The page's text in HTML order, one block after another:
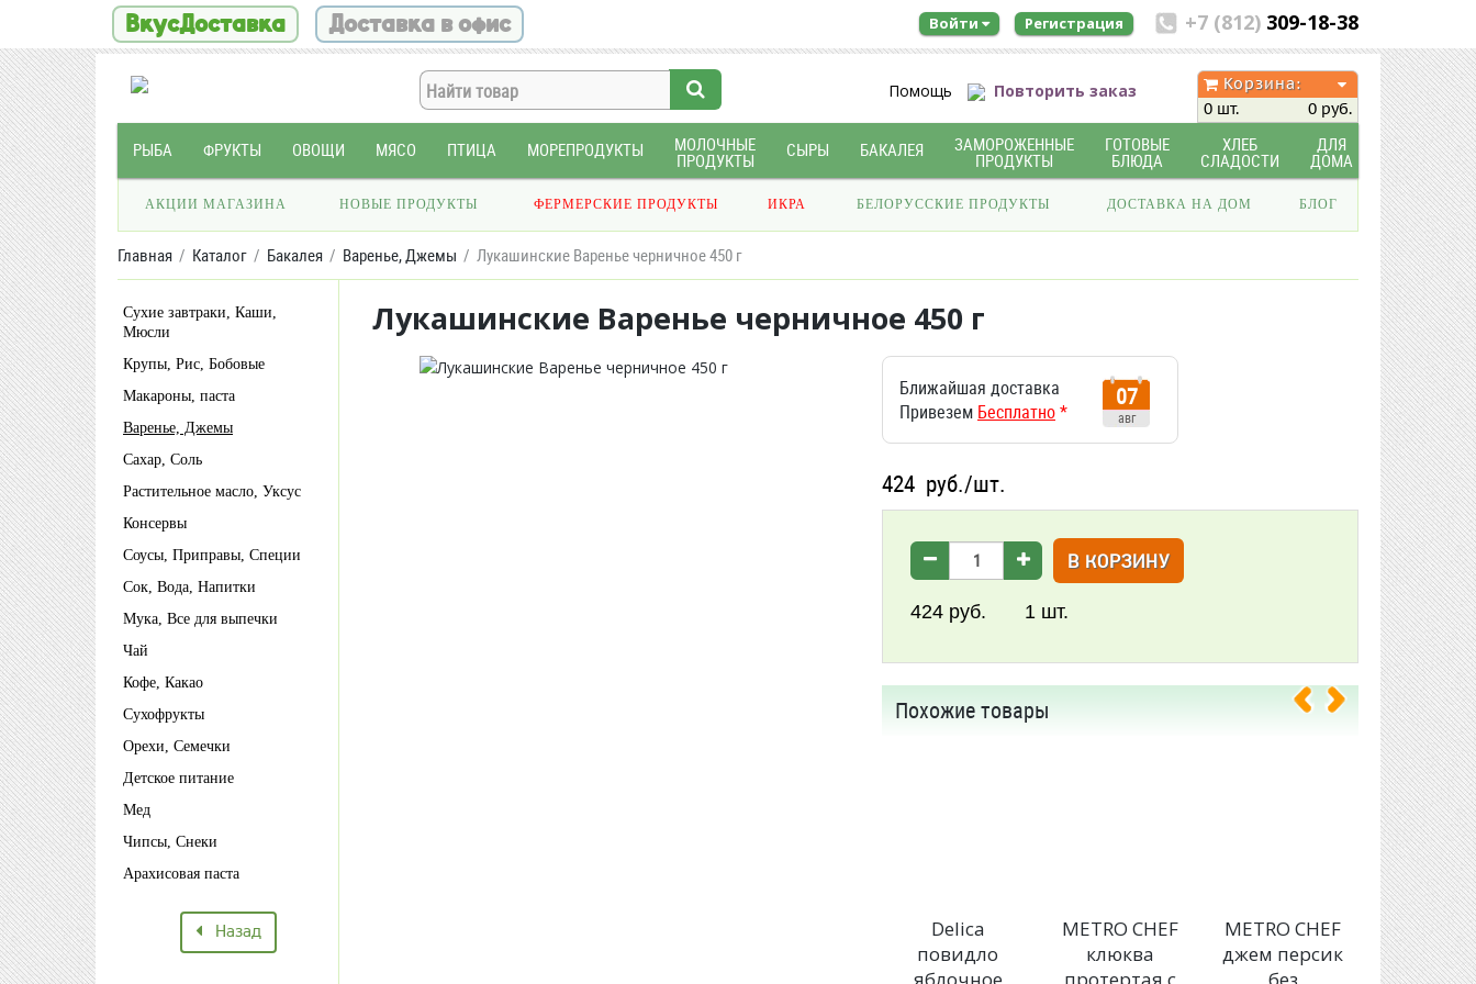
ВкусДоставка Доставка в офис +7 (812) 309-18-38
Войти Регистрация
Помощь Повторить заказ
Корзина:
0 шт.
0 руб.
РЫБА ФРУКТЫ ОВОЩИ МЯСО ПТИЦА МОРЕПРОДУКТЫ МОЛОЧНЫЕ
ПРОДУКТЫ
СЫРЫ БАКАЛЕЯ ЗАМОРОЖЕННЫЕ
ПРОДУКТЫ
ГОТОВЫЕ
БЛЮДА
ХЛЕБ
СЛАДОСТИ
ДЛЯ
ДОМА
АКЦИИ МАГАЗИНА НОВЫЕ ПРОДУКТЫ ФЕРМЕРСКИЕ ПРОДУКТЫ ИКРА БЕЛОРУССКИЕ ПРОДУКТЫ ДОСТАВКА НА ДОМ БЛОГ
Главная Каталог Бакалея Варенье, Джемы Лукашинские Варенье черничное 450 г
Сухие завтраки, Каши,
Мюсли
Крупы, Рис, Бобовые
Макароны, паста
Варенье, Джемы
Сахар, Соль
Растительное масло, Уксус
Консервы
Соусы, Приправы, Специи
Сок, Вода, Напитки
Мука, Все для выпечки
Чай
Кофе, Какао
Сухофрукты
Орехи, Семечки
Детское питание
Мед
Чипсы, Снеки
Арахисовая паста
Назад
Лукашинские Варенье черничное 450 г
Ближайшая доставка
Привезем Бесплатно*
07
авг
424 руб./шт.
В КОРЗИНУ
424 руб. 1 шт.
Похожие товары
Delica
повидло
METRO CHEF
клюква
METRO CHEF
джем персик
METRO